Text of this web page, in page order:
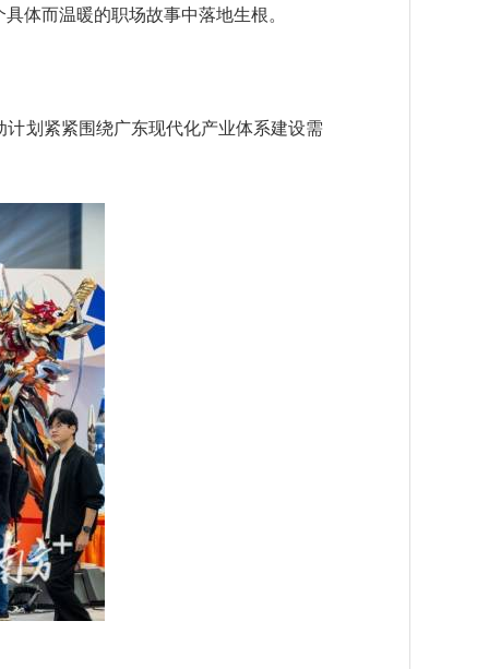
体而温暖的职场故事中落地生根。
划紧紧围绕广东现代化产业体系建设需